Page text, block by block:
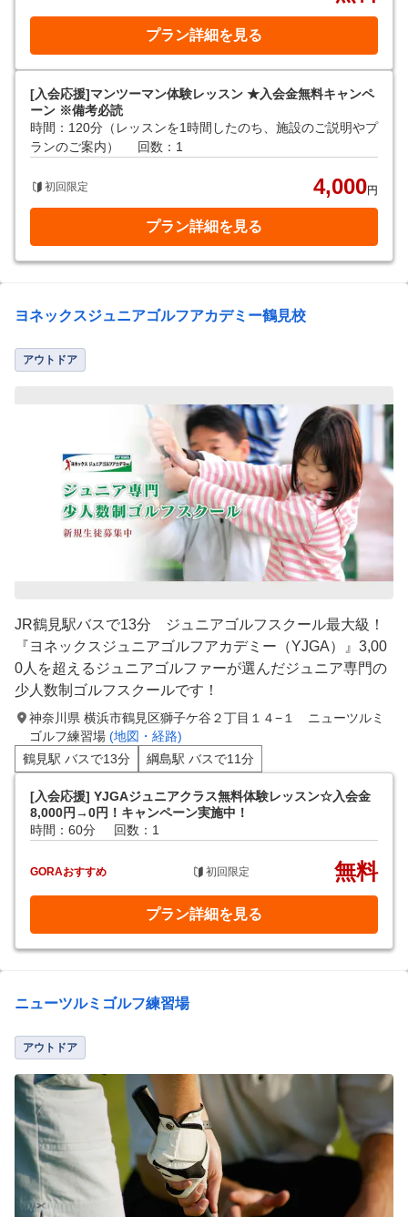
プラン詳細を見る
[入会応援]マンツーマン体験レッスン ★入会金無料キャンペ
ーン ※備考必読
時間：120分（レッスンを1時間したのち、施設のご説明やプ
ランのご案内）
回数：1
初回限定 4,000円
プラン詳細を見る
ヨネックスジュニアゴルフアカデミー鶴見校
アウトドア
JR鶴見駅バスで13分 ジュニアゴルフスクール最大級！
『ヨネックスジュニアゴルフアカデミー（YJGA）』3,00
0人を超えるジュニアゴルファーが選んだジュニア専門の
少人数制ゴルフスクールです！
神奈川県 横浜市鶴見区獅子ケ谷２丁目１４−１ ニューツルミ
ゴルフ練習場 (地図・経路)
鶴見駅 バスで13分
綱島駅 バスで11分
[入会応援] YJGAジュニアクラス無料体験レッスン☆入会金
8,000円→0円！キャンペーン実施中！
時間：60分
回数：1
GORAおすすめ 初回限定 無料
プラン詳細を見る
ニューツルミゴルフ練習場
アウトドア